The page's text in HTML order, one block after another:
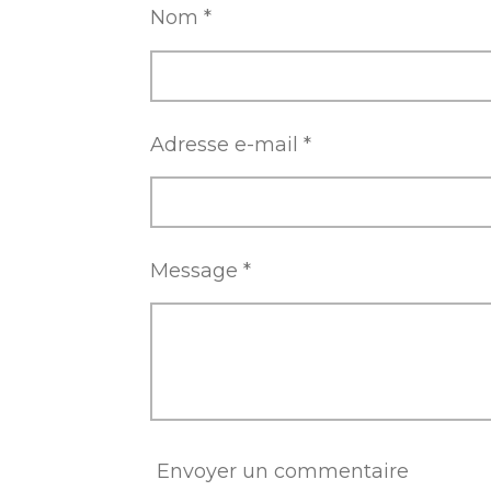
Nom *
Adresse e-mail *
Message *
Envoyer un commentaire